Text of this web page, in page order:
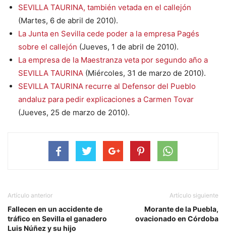
SEVILLA TAURINA, también vetada en el callejón
(Martes, 6 de abril de 2010).
La Junta en Sevilla cede poder a la empresa Pagés
sobre el callejón (Jueves, 1 de abril de 2010).
La empresa de la Maestranza veta por segundo año a
SEVILLA TAURINA (Miércoles, 31 de marzo de 2010).
SEVILLA TAURINA recurre al Defensor del Pueblo
andaluz para pedir explicaciones a Carmen Tovar
(Jueves, 25 de marzo de 2010).
Artículo anterior
Fallecen en un accidente de
tráfico en Sevilla el ganadero
Luis Núñez y su hijo
Artículo siguiente
Morante de la Puebla,
ovacionado en Córdoba